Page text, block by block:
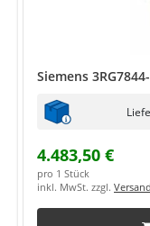
Siemens
4.483,50 €
pro 1 Stück
inkl. MwSt. zzgl. Versand